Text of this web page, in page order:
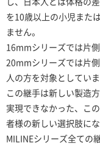
を10歳以上の小児また
ません。
16mmシリーズでは片
20mmシリーズでは片
人の方を対象としていま
この継手は新しい製造
実現できなかった、こ
者様の新しい選択肢に
MILINEシリーズ全ての